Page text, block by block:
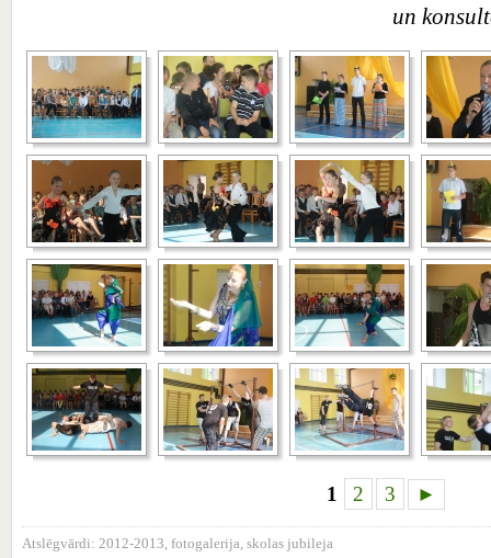
un
1 2 3 ►
Atslēgvārdi: 2012-2013 fotogalerija skolas jubileja